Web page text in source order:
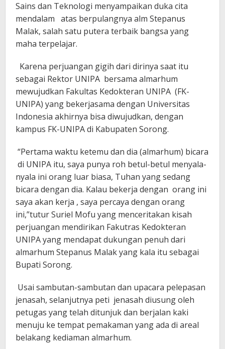
Sains dan Teknologi menyampaikan duka cita
mendalam atas berpulangnya alm Stepanus
Malak, salah satu putera terbaik bangsa yang
maha terpelajar.
Karena perjuangan gigih dari dirinya saat itu
sebagai Rektor UNIPA bersama almarhum
mewujudkan Fakultas Kedokteran UNIPA (FK-
UNIPA) yang bekerjasama dengan Universitas
Indonesia akhirnya bisa diwujudkan, dengan
kampus FK-UNIPA di Kabupaten Sorong.
“Pertama waktu ketemu dan dia (almarhum) bicara
di UNIPA itu, saya punya roh betul-betul menyala-
nyala ini orang luar biasa, Tuhan yang sedang
bicara dengan dia. Kalau bekerja dengan orang ini
saya akan kerja , saya percaya dengan orang
ini,”tutur Suriel Mofu yang menceritakan kisah
perjuangan mendirikan Fakutras Kedokteran
UNIPA yang mendapat dukungan penuh dari
almarhum Stepanus Malak yang kala itu sebagai
Bupati Sorong.
Usai sambutan-sambutan dan upacara pelepasan
jenasah, selanjutnya peti jenasah diusung oleh
petugas yang telah ditunjuk dan berjalan kaki
menuju ke tempat pemakaman yang ada di areal
belakang kediaman almarhum.